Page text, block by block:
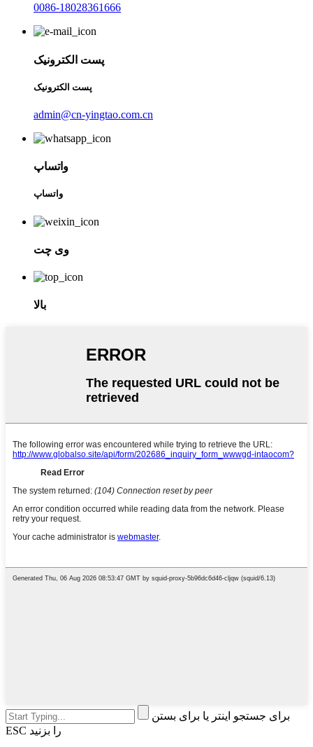
0086-18028361666
پست الکترونیک
پست الکترونیک
admin@cn-yingtao.com.cn
واتساپ
واتساپ
وی چت
بالا
برای جستجو اینتر یا برای بستن
ESC را بزنید